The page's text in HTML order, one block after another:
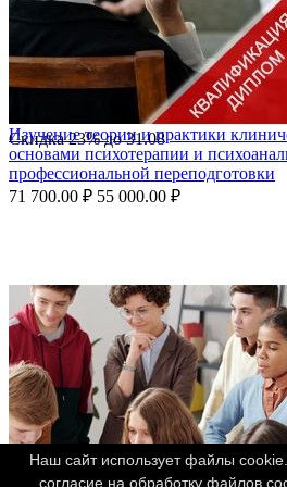
Скидка23%до31.08
Изучение теории и практики
основами психотерапии и
профессиональной переподготовки
71 700.00 ₽ 55 000.00 ₽
Наш сайт использует файлы
согласие на обработку файлов